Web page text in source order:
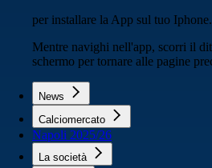
per installare la App sul tuo Iphone.
Mentre navighi nell'app, scorri il
schermo per tornare alle pagine
News
Calciomercato
Napoli 2025/26
La società